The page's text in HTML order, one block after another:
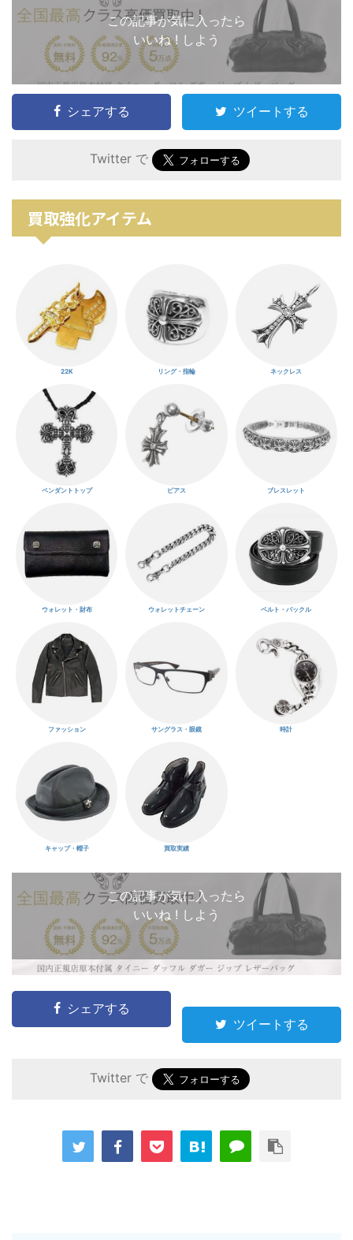
この記事が気に入ったら
いいね ! しよう
シェアする ツイートする
Twitter で
買取強化アイテム
22K リング・指輪 ネックレス
ペンダントトップ ピアス ブレスレット
ウォレット・財布 ウォレットチェーン ベルト・バックル
ファッション サングラス・眼鏡 時計
キャップ・帽子 買取実績
この記事が気に入ったら
いいね ! しよう
シェアする
ツイートする
Twitter で